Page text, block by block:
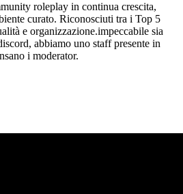
roleplay in continua crescita,
curato. Riconosciuti tra i Top 5
e organizzazione.impeccabile sia
abbiamo uno staff presente in
i moderator.